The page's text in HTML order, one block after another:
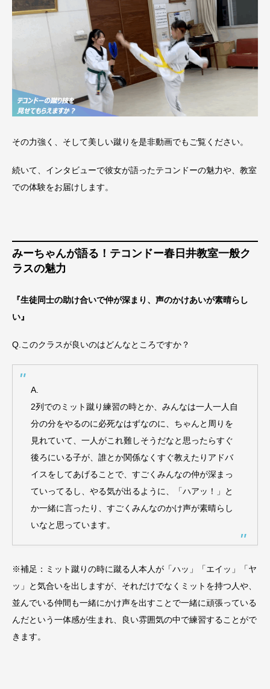
その力強く、そして美しい蹴りを是非動画でもご覧ください。
続いて、インタビューで彼女が語ったテコンドーの魅力や、教室
での体験をお届けします。
みーちゃんが語る！テコンドー春日井教室一般ク
ラスの魅力
『生徒同士の助け合いで仲が深まり、声のかけあいが素晴らし
い』
Q.このクラスが良いのはどんなところですか？
A.
2列でのミット蹴り練習の時とか、みんなは一人一人自
分の分をやるのに必死なはずなのに、ちゃんと周りを
見れていて、一人がこれ難しそうだなと思ったらすぐ
後ろにいる子が、誰とか関係なくすぐ教えたりアドバ
イスをしてあげることで、すごくみんなの仲が深まっ
ていってるし、やる気が出るように、「ハアッ！」と
か一緒に言ったり、すごくみんなのかけ声が素晴らし
いなと思っています。
※補足：ミット蹴りの時に蹴る人本人が「ハッ」「エイッ」「ヤ
ッ」と気合いを出しますが、それだけでなくミットを持つ人や、
並んでいる仲間も一緒にかけ声を出すことで一緒に頑張っている
んだという一体感が生まれ、良い雰囲気の中で練習することがで
きます。